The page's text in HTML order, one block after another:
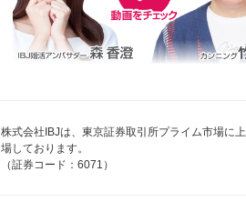
株式会社IBJは、東京証券取引所プライム市場に上
場しております。
（証券コード：6071）